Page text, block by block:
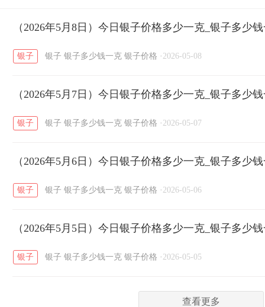
开国纪念币 大清银币 / 长城币 / 老
菜百 周生生 周大生
六福 / 金至尊 / 潮宏基 / 亚一金店
（2026年5月8日）今日银子价格多少一克_银子多少
银子 银子 银子多少钱一克 银子价格 · 2026-05-08
（2026年5月7日）今日银子价格多少一克_银子多少
银子 银子 银子多少钱一克 银子价格 · 2026-05-07
（2026年5月6日）今日银子价格多少一克_银子多少
银子 银子 银子多少钱一克 银子价格 · 2026-05-06
（2026年5月5日）今日银子价格多少一克_银子多少
银子 银子 银子多少钱一克 银子价格 · 2026-05-05
查看更多